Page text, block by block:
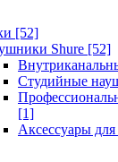
[52]
Shure [52]
Студийные
[1]
Аксессуары